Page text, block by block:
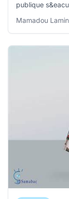
publique
Mamadou